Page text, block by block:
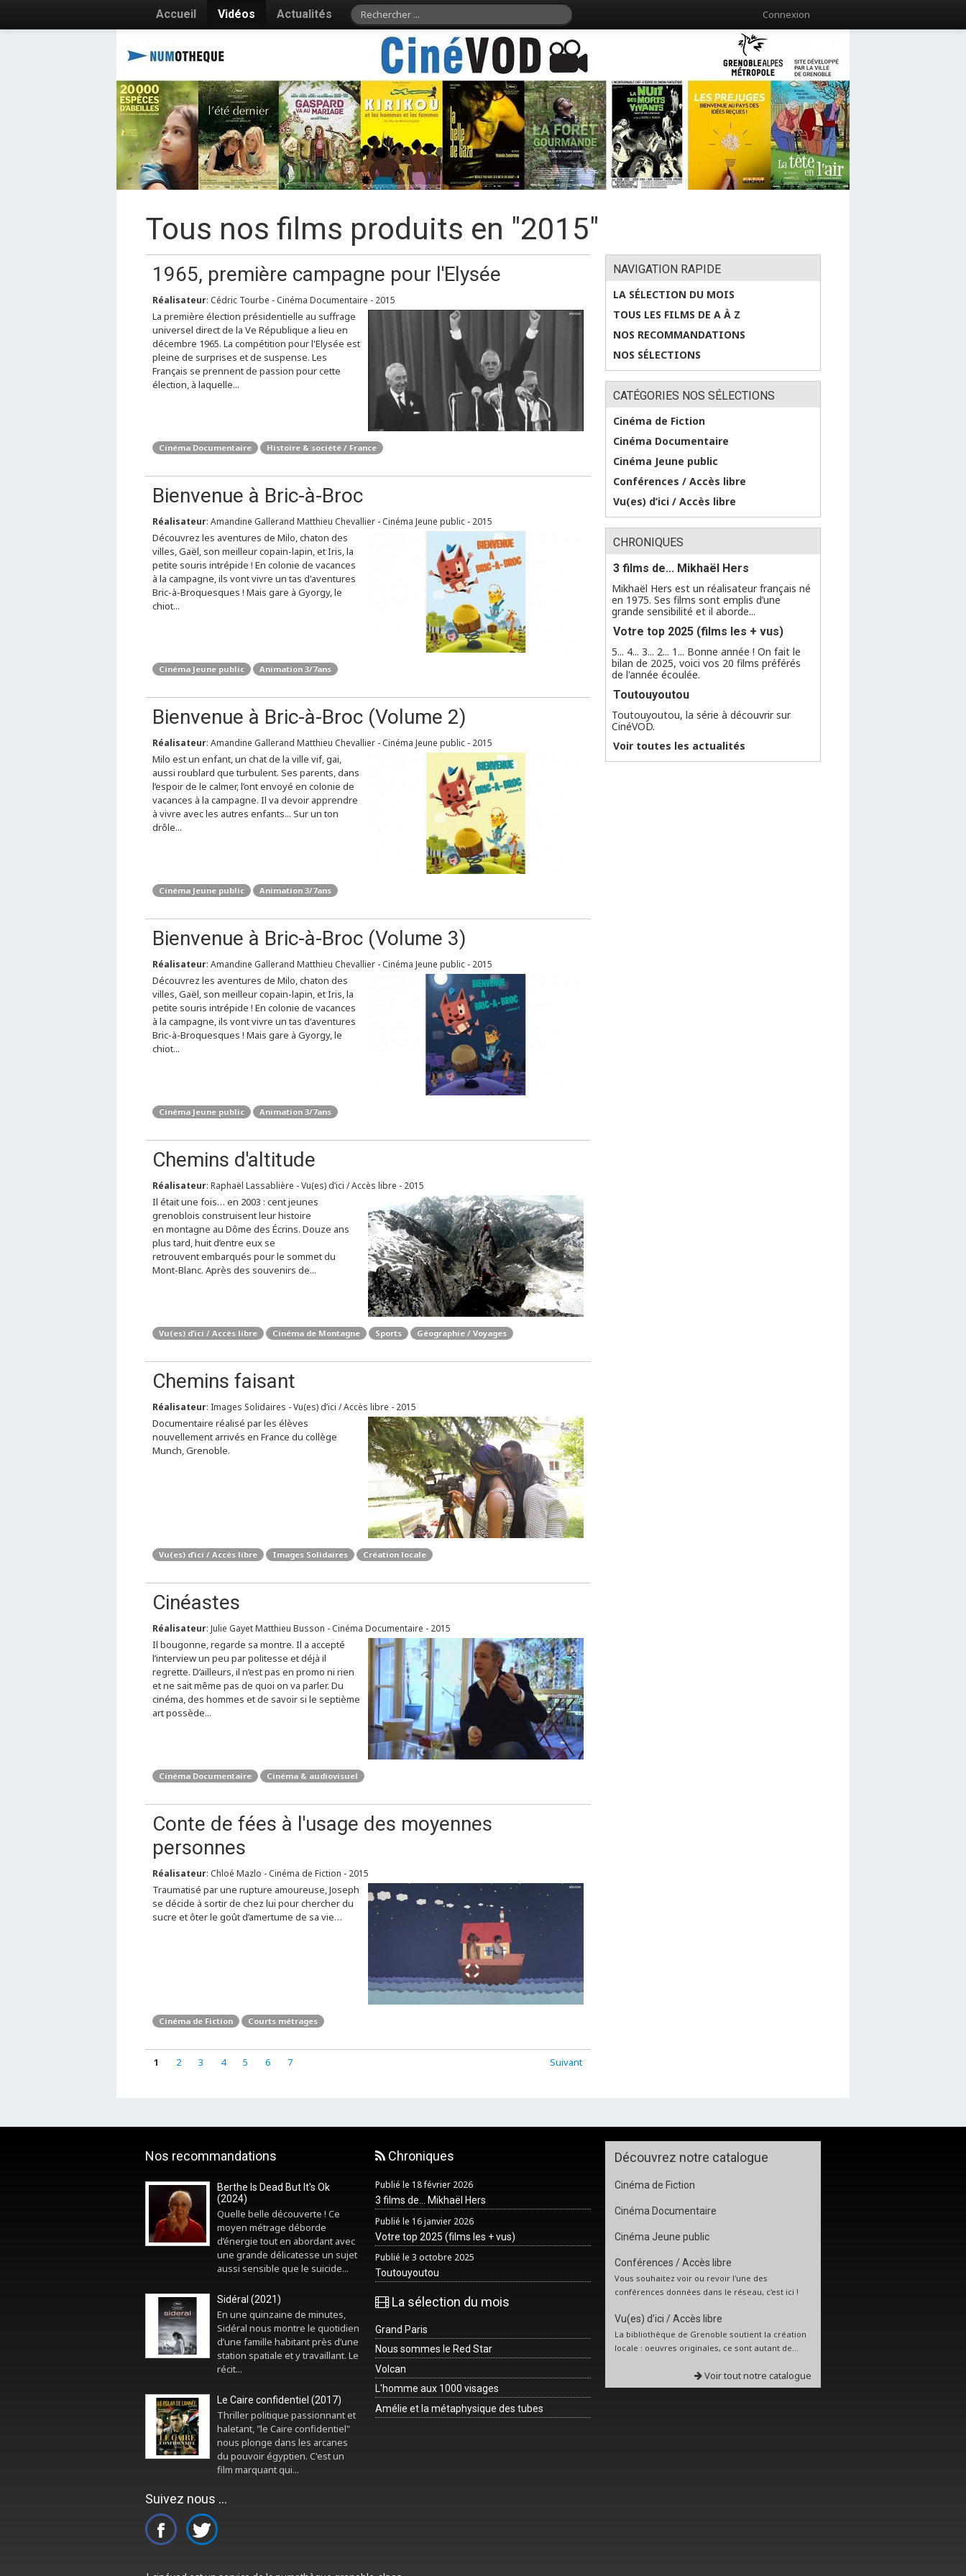
Accueil Vidéos Actualités Connexion
Tous nos films produits en "2015"
1965, première campagne pour l'Elysée
Réalisateur: Cédric Tourbe - Cinéma Documentaire - 2015
La première élection présidentielle au suffrage
universel direct de la Ve République a lieu en
décembre 1965. La compétition pour l'Elysée est
pleine de surprises et de suspense. Les
Français se prennent de passion pour cette
élection, à laquelle...
Cinéma Documentaire Histoire & société / France
Bienvenue à Bric-à-Broc
Réalisateur: Amandine Gallerand Matthieu Chevallier - Cinéma Jeune public - 2015
Découvrez les aventures de Milo, chaton des
villes, Gaël, son meilleur copain-lapin, et Iris, la
petite souris intrépide ! En colonie de vacances
à la campagne, ils vont vivre un tas d'aventures
Bric-à-Broquesques ! Mais gare à Gyorgy, le
chiot...
Cinéma Jeune public Animation 3/7ans
Bienvenue à Bric-à-Broc (Volume 2)
Réalisateur: Amandine Gallerand Matthieu Chevallier - Cinéma Jeune public - 2015
Milo est un enfant, un chat de la ville vif, gai,
aussi roublard que turbulent. Ses parents, dans
l’espoir de le calmer, l’ont envoyé en colonie de
vacances à la campagne. Il va devoir apprendre
à vivre avec les autres enfants... Sur un ton
drôle...
Cinéma Jeune public Animation 3/7ans
Bienvenue à Bric-à-Broc (Volume 3)
Réalisateur: Amandine Gallerand Matthieu Chevallier - Cinéma Jeune public - 2015
Découvrez les aventures de Milo, chaton des
villes, Gaël, son meilleur copain-lapin, et Iris, la
petite souris intrépide ! En colonie de vacances
à la campagne, ils vont vivre un tas d'aventures
Bric-à-Broquesques ! Mais gare à Gyorgy, le
chiot...
Cinéma Jeune public Animation 3/7ans
Chemins d'altitude
Réalisateur: Raphaël Lassablière - Vu(es) d’ici / Accès libre - 2015
Il était une fois… en 2003 : cent jeunes
grenoblois construisent leur histoire
en montagne au Dôme des Écrins. Douze ans
plus tard, huit d’entre eux se
retrouvent embarqués pour le sommet du
Mont-Blanc. Après des souvenirs de...
Vu(es) d’ici / Accès libre Cinéma de Montagne Sports Géographie / Voyages
Chemins faisant
Réalisateur: Images Solidaires - Vu(es) d’ici / Accès libre - 2015
Documentaire réalisé par les élèves
nouvellement arrivés en France du collège
Munch, Grenoble.
Vu(es) d’ici / Accès libre Images Solidaires Création locale
Cinéastes
Réalisateur: Julie Gayet Matthieu Busson - Cinéma Documentaire - 2015
Il bougonne, regarde sa montre. Il a accepté
l’interview un peu par politesse et déjà il
regrette. D’ailleurs, il n’est pas en promo ni rien
et ne sait même pas de quoi on va parler. Du
cinéma, des hommes et de savoir si le septième
art possède...
Cinéma Documentaire Cinéma & audiovisuel
Conte de fées à l'usage des moyennes
personnes
Réalisateur: Chloé Mazlo - Cinéma de Fiction - 2015
Traumatisé par une rupture amoureuse, Joseph
se décide à sortir de chez lui pour chercher du
sucre et ôter le goût d’amertume de sa vie…
Cinéma de Fiction Courts métrages
1 2 3 4 5 6 7 Suivant
NAVIGATION RAPIDE
LA SÉLECTION DU MOIS
TOUS LES FILMS DE A À Z
NOS RECOMMANDATIONS
NOS SÉLECTIONS
CATÉGORIES NOS SÉLECTIONS
Cinéma de Fiction
Cinéma Documentaire
Cinéma Jeune public
Conférences / Accès libre
Vu(es) d’ici / Accès libre
CHRONIQUES
3 films de... Mikhaël Hers
Mikhaël Hers est un réalisateur français né
en 1975. Ses films sont emplis d’une
grande sensibilité et il aborde...
Votre top 2025 (films les + vus)
5... 4... 3... 2... 1... Bonne année ! On fait le
bilan de 2025, voici vos 20 films préférés
de l'année écoulée.
Toutouyoutou
Toutouyoutou, la série à découvrir sur
CinéVOD.
Voir toutes les actualités
Nos recommandations
Berthe Is Dead But It's Ok
(2024)
Quelle belle découverte ! Ce
moyen métrage déborde
d’énergie tout en abordant avec
une grande délicatesse un sujet
aussi sensible que le suicide...
Sidéral (2021)
En une quinzaine de minutes,
Sidéral nous montre le quotidien
d’une famille habitant près d’une
station spatiale et y travaillant. Le
récit...
Le Caire confidentiel (2017)
Thriller politique passionnant et
haletant, "le Caire confidentiel"
nous plonge dans les arcanes
du pouvoir égyptien. C'est un
film marquant qui...
Suivez nous ...
Chroniques
Publié le 18 février 2026
3 films de... Mikhaël Hers
Publié le 16 janvier 2026
Votre top 2025 (films les + vus)
Publié le 3 octobre 2025
Toutouyoutou
La sélection du mois
Grand Paris
Nous sommes le Red Star
Volcan
L'homme aux 1000 visages
Amélie et la métaphysique des tubes
Découvrez notre catalogue
Cinéma de Fiction
Cinéma Documentaire
Cinéma Jeune public
Conférences / Accès libre
Vous souhaitez voir ou revoir l'une des
conférences données dans le réseau, c'est ici !
Vu(es) d’ici / Accès libre
La bibliothèque de Grenoble soutient la création
locale : oeuvres originales, ce sont autant de...
Voir tout notre catalogue